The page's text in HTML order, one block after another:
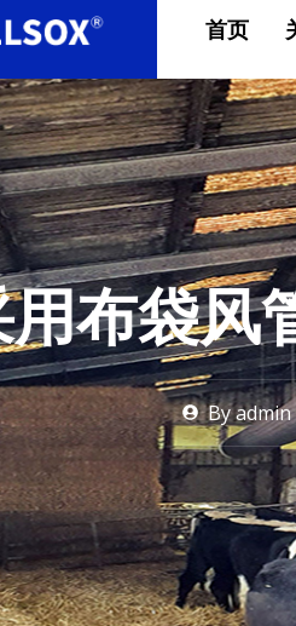
首页
布袋风
Byadmin